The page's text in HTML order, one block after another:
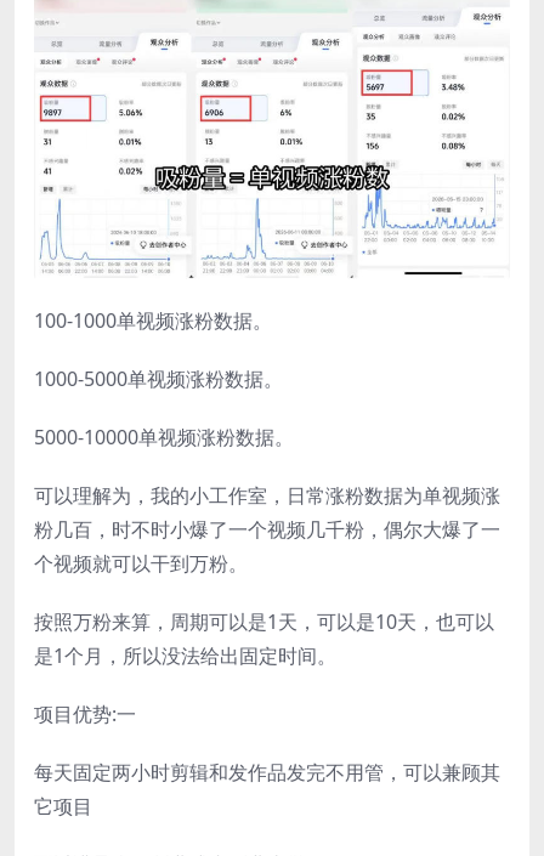
100-1000单视频涨粉数据。
1000-5000单视频涨粉数据。
5000-10000单视频涨粉数据。
可以理解为，我的小工作室，日常涨粉数据为单视频涨
粉几百，时不时小爆了一个视频几千粉，偶尔大爆了一
个视频就可以干到万粉。
按照万粉来算，周期可以是1天，可以是10天，也可以
是1个月，所以没法给出固定时间。
项目优势:一
每天固定两小时剪辑和发作品发完不用管，可以兼顾其
它项目